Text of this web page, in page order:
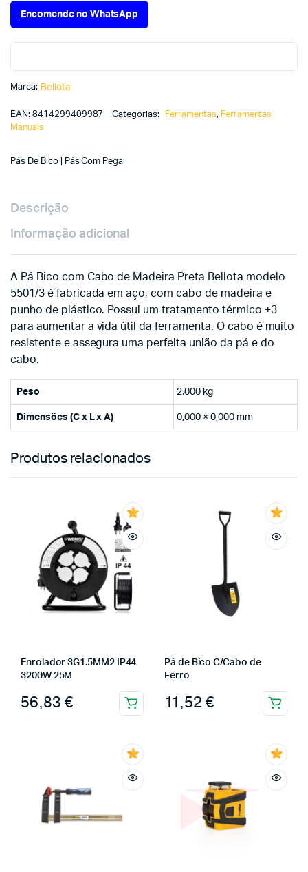
Encomende no WhatsApp
Marca: Bellota
EAN: 8414299409987 Categorias: Ferramentas, Ferramentas
Manuais
Pás De Bico | Pás Com Pega
Descrição
Informação adicional
A Pá Bico com Cabo de Madeira Preta Bellota modelo
5501/3 é fabricada em aço, com cabo de madeira e
punho de plástico. Possui um tratamento térmico +3
para aumentar a vida útil da ferramenta. O cabo é muito
resistente e assegura uma perfeita união da pá e do
cabo.
Peso 2,000 kg
Dimensões (C x L x A) 0,000 × 0,000 mm
Produtos relacionados
Enrolador 3G1.5MM2 IP44
3200W 25M
56,83 €
Pá de Bico C/Cabo de
Ferro
11,52 €